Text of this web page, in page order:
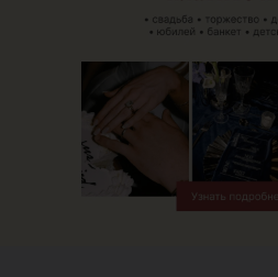
ЭФФЕКТИВНАЯ